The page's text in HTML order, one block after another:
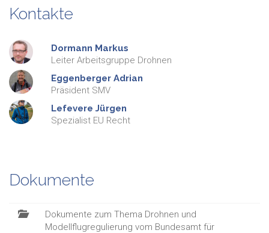
Kontakte
Dormann Markus
Leiter Arbeitsgruppe Drohnen
Eggenberger Adrian
Präsident SMV
Lefevere Jürgen
Spezialist EU Recht
Dokumente
Dokumente zum Thema Drohnen und
Modellflugregulierung vom Bundesamt für